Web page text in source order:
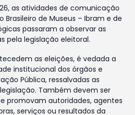
as atividades de comunicação
de Museus – Ibram e de
passaram a observar as
pela legislação eleitoral.
as eleições, é vedada a
institucional dos órgãos e
Pública, ressalvadas as
Também devem ser
promovam autoridades, agentes
serviços ou resultados da